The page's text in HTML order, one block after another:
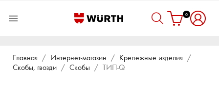
 0
Главная Интернет-магазин
Крепежные изделия
Скобы, гвозди
Скобы ТИП-Q